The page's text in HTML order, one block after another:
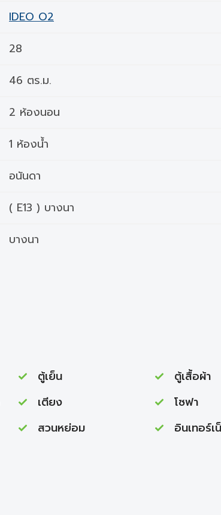
IDEO O2
28
46 ตร.ม.
2 ห้องนอน
1 ห้องน้ำ
อนันดา
( E13 ) บางนา
บางนา
ตู้เย็น ตู้เสื้อผ้า
เตียง โซฟา
สวนหย่อม อินเทอร์เ